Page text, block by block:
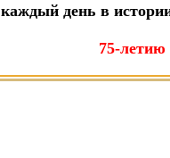
каждый день в
75-летию